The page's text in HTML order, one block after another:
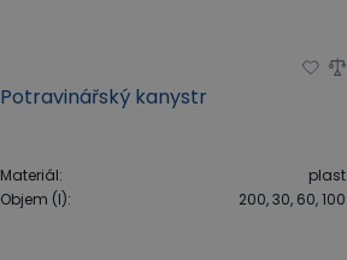
Potravinářský kanystr
Materiál:
plast
Objem (l): 200, 30, 60, 100